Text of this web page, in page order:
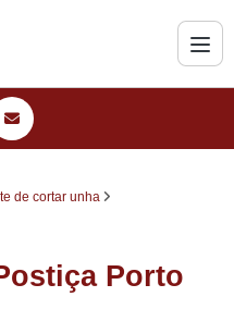
de cortar unha
Porto